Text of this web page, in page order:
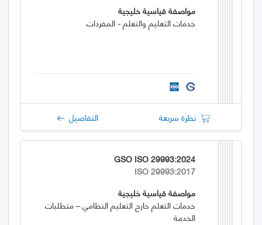
مواصفة قياسية خليجية
خدمات التعليم والتعلم - المفردات
نظرة سريعة التفاصيل
GSO ISO 29993:2024
ISO 29993:2017
مواصفة قياسية خليجية
خدمات التعلم خارج التعليم النظامي – متطلبات
الخدمة